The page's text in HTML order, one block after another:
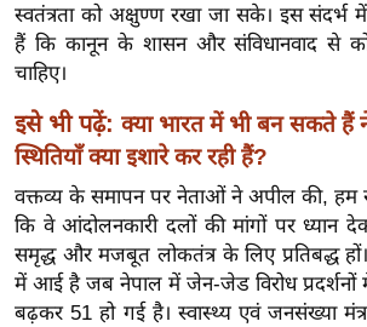
सा
हि
त्य
ज
ग
ऑ
टो
व
र्ल्ड
स्वतंत्रता को अक्षुण्ण रखा जा सके। इस संदर्भ
हैं कि कानून के शासन और संविधानवाद से
चाहिए।
इसे भी पढ़ें: क्या भारत में भी बन सकते हैं
स्थितियाँ क्या इशारे कर रही हैं?
वक्तव्य के समापन पर नेताओं ने अपील की,
कि वे आंदोलनकारी दलों की मांगों पर ध्यान
समृद्ध और मजबूत लोकतंत्र के लिए प्रतिबद्ध
में आई है जब नेपाल में जेन-जेड विरोध प्रदर्शनों
बढ़कर 51 हो गई है। स्वास्थ्य एवं जनसंख्या